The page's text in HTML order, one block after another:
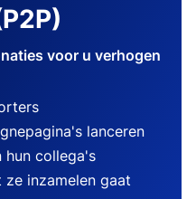
voor u verhogen
lanceren
hun collega's
inzamelen gaat